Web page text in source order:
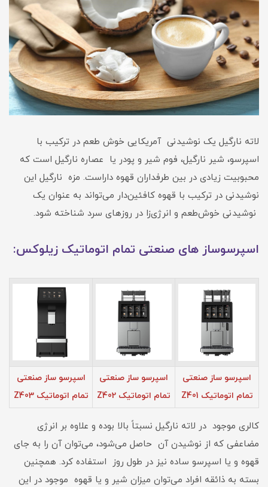
لاته نارگیل یک نوشیدنی آمریکایی خوش‌ طعم در ترکیب با
اسپرسو، شیر نارگیل، فوم شیر و پودر یا عصاره نارگیل است که
محبوبیت زیادی در بین طرفداران قهوه داراست. مزه نارگیل این
نوشیدنی در ترکیب با قهوه کافئین‌دار می‌تواند به عنوان یک
نوشیدنی خوش‌طعم و انرژی‌زا در روزهای سرد شناخته شود.
اسپرسوساز های صنعتی تمام اتوماتیک زیلوکس:
اسپرسو ساز صنعتی
تمام اتوماتیک Z401
اسپرسو ساز صنعتی
تمام اتوماتیک Z402
اسپرسو ساز صنعتی
تمام اتوماتیک Z403
کالری موجود در لاته نارگیل نسبتاً بالا بوده و علاوه بر انرژی
مضاعفی که از نوشیدن آن حاصل می‌شود، می‌توان آن را به ‌جای
قهوه و یا اسپرسو ساده نیز در طول روز استفاده کرد. همچنین
بسته به ذائقه افراد می‌توان میزان شیر و یا قهوه موجود در این